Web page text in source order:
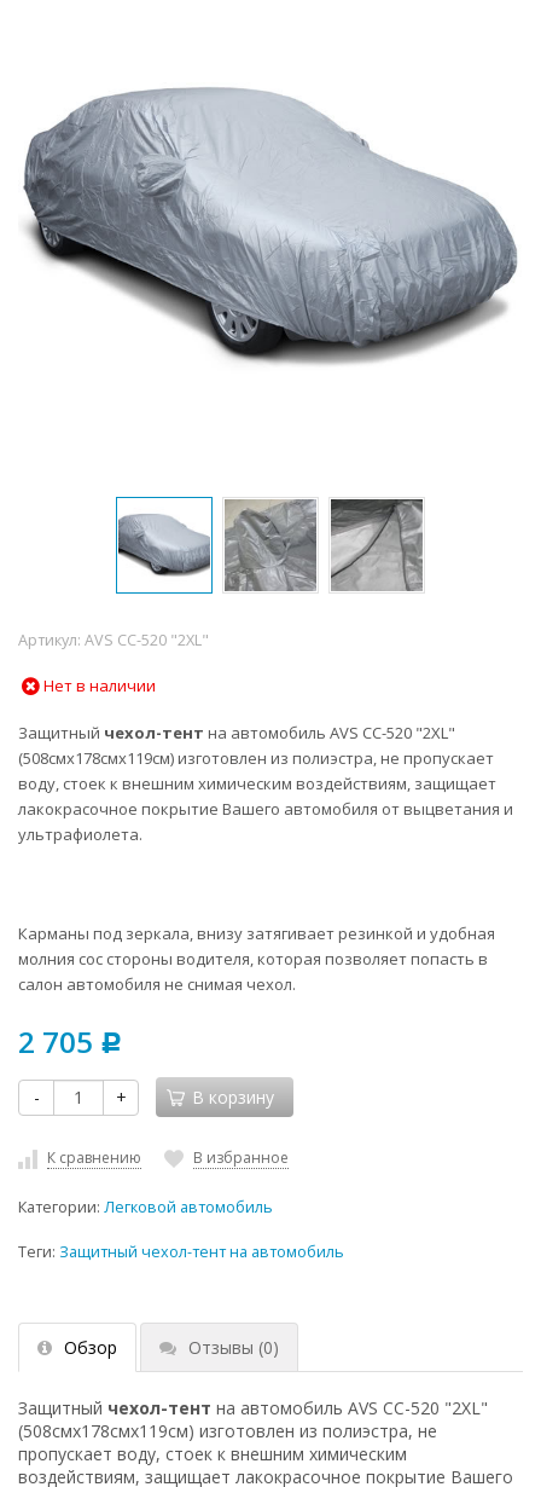
Артикул: AVS СС-520 "2XL"
Нет в наличии
Защитный чехол-тент на автомобиль AVS СС-520 "2XL"
(508смх178смх119см) изготовлен из полиэстра, не пропускает
воду, стоек к внешним химическим воздействиям, защищает
лакокрасочное покрытие Вашего автомобиля от выцветания и
ультрафиолета.
Карманы под зеркала, внизу затягивает резинкой и удобная
молния сос стороны водителя, которая позволяет попасть в
салон автомобиля не снимая чехол.
2 705 Р
- + В корзину
К сравнению В избранное
Категории: Легковой автомобиль
Теги: Защитный чехол-тент на автомобиль
Обзор Отзывы (0)
Защитный чехол-тент на автомобиль AVS СС-520 "2XL"
(508смх178смх119см) изготовлен из полиэстра, не
пропускает воду, стоек к внешним химическим
воздействиям, защищает лакокрасочное покрытие Вашего